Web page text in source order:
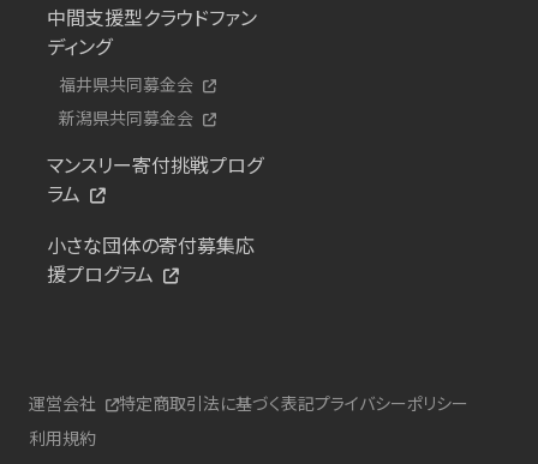
中間支援型クラウドファン
ディング
福井県共同募金会
新潟県共同募金会
マンスリー寄付挑戦プログ
ラム
小さな団体の寄付募集応
援プログラム
運営会社 特定商取引法に基づく表記プライバシーポリシー
利用規約